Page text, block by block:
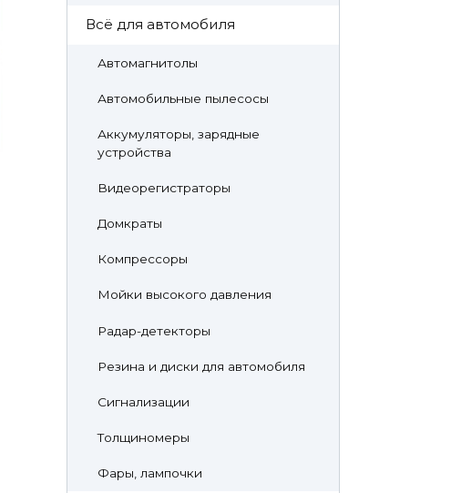
Всё для автомобиля
Автомагнитолы
Автомобильные пылесосы
Аккумуляторы, зарядные
устройства
Видеорегистраторы
Домкраты
Компрессоры
Мойки высокого давления
Радар-детекторы
Резина и диски для автомобиля
Сигнализации
Толщиномеры
Фары, лампочки